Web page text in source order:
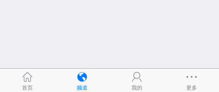
首页 频道 我的 更多